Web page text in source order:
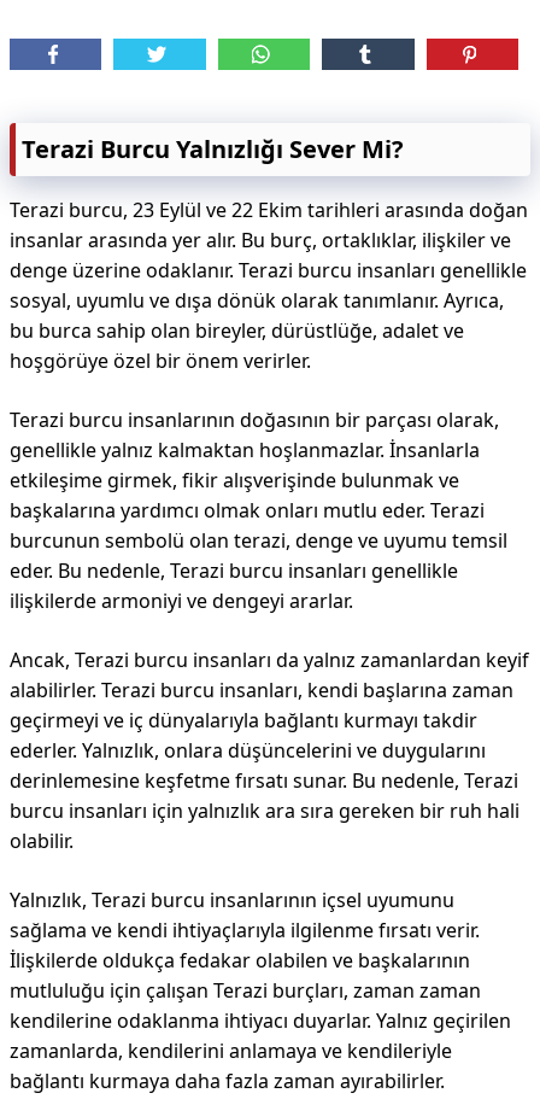
Terazi Burcu Yalnızlığı Sever Mi?
Terazi burcu, 23 Eylül ve 22 Ekim tarihleri ​​arasında doğan
insanlar arasında yer alır. Bu burç, ortaklıklar, ilişkiler ve
denge üzerine odaklanır. Terazi burcu insanları genellikle
sosyal, uyumlu ve dışa dönük olarak tanımlanır. Ayrıca,
bu burca sahip olan bireyler, dürüstlüğe, adalet ve
hoşgörüye özel bir önem verirler.
Terazi burcu insanlarının doğasının bir parçası olarak,
genellikle yalnız kalmaktan hoşlanmazlar. İnsanlarla
etkileşime girmek, fikir alışverişinde bulunmak ve
başkalarına yardımcı olmak onları mutlu eder. Terazi
burcunun sembolü olan terazi, denge ve uyumu temsil
eder. Bu nedenle, Terazi burcu insanları genellikle
ilişkilerde armoniyi ve dengeyi ararlar.
Ancak, Terazi burcu insanları da yalnız zamanlardan keyif
alabilirler. Terazi burcu insanları, kendi başlarına zaman
geçirmeyi ve iç dünyalarıyla bağlantı kurmayı takdir
ederler. Yalnızlık, onlara düşüncelerini ve duygularını
derinlemesine keşfetme fırsatı sunar. Bu nedenle, Terazi
burcu insanları için yalnızlık ara sıra gereken bir ruh hali
olabilir.
Yalnızlık, Terazi burcu insanlarının içsel uyumunu
sağlama ve kendi ihtiyaçlarıyla ilgilenme fırsatı verir.
İlişkilerde oldukça fedakar olabilen ve başkalarının
mutluluğu için çalışan Terazi burçları, zaman zaman
kendilerine odaklanma ihtiyacı duyarlar. Yalnız geçirilen
zamanlarda, kendilerini anlamaya ve kendileriyle
bağlantı kurmaya daha fazla zaman ayırabilirler.